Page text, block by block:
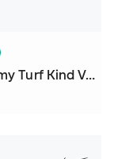
Tiempo Maestro Academy Turf Kind Voetbalschoenen